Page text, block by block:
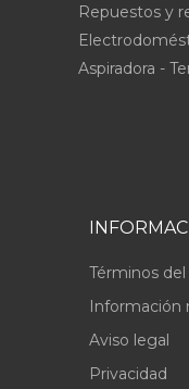
Repuestos y
Aspiradora -
Términos del
Información
Aviso legal
Privacidad